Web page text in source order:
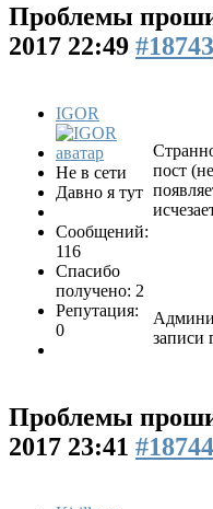
Проблемы
2017 22:49 #18743
IGOR
Не в сети
Давно я тут
Сообщений:
116
Спасибо
получено: 2
Репутация:
0
пост
записи
Проблемы
2017 23:41 #18744